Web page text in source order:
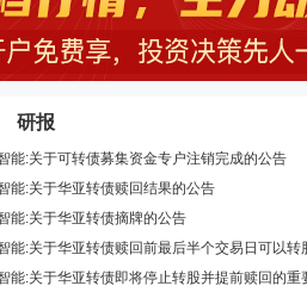
研报
能:关于可转债募集资金专户注销完成的公告
能:关于华亚转债赎回结果的公告
能:关于华亚转债摘牌的公告